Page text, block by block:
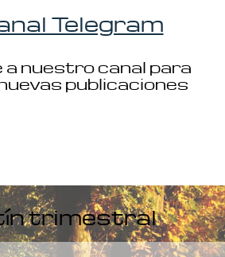
Telegram
nuestro canal para
publicaciones
trimestral